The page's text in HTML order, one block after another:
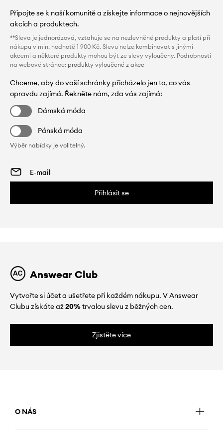
Připojte se k naší komunitě a získejte informace o nejnovějších
akcích a produktech.
**Sleva je jednorázová, vztahuje se na nezlevněné produkty a platí při
nákupu v min. hodnotě 1 900 Kč. Slevu nelze kombinovat s jinými
akcemi a některé produkty mohou být ze slevy vyloučeny. Podrobnosti
na webové stránce: produkty vyloučené z akce
Chceme, aby do vaší schránky přicházelo jen to, co vás
opravdu zajímá. Řekněte nám, zda vás zajímá:
Dámská móda
Pánská móda
Výběr nabídky je volitelný.
Přihlásit se
Answear Club
Vytvořte si účet a ušetřete při každém nákupu. V Answear
Clubu získáte až20%trvalou slevu z běžných cen.
Zjistěte více
O NÁS